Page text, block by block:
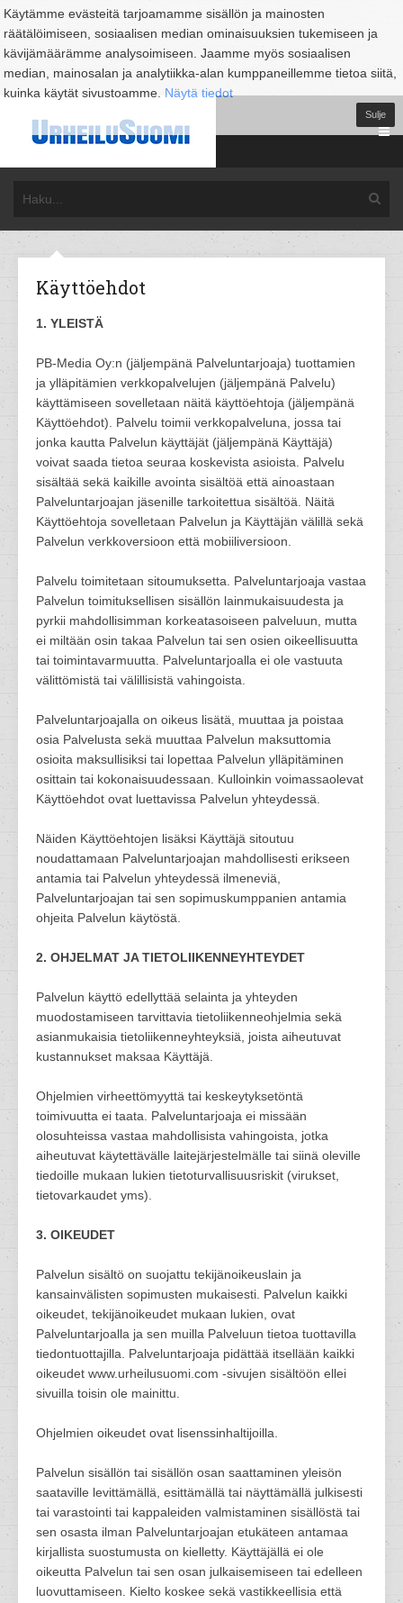
Käytämme evästeitä tarjoamamme sisällön ja mainosten
räätälöimiseen, sosiaalisen median ominaisuuksien tukemiseen ja
kävijämäärämme analysoimiseen. Jaamme myös sosiaalisen
median, mainosalan ja analytiikka-alan kumppaneillemme tietoa siitä,
kuinka käytät sivustoamme. Näytä tiedot
Sulje
Käyttöehdot
1. YLEISTÄ
PB-Media Oy:n (jäljempänä Palveluntarjoaja) tuottamien
ja ylläpitämien verkkopalvelujen (jäljempänä Palvelu)
käyttämiseen sovelletaan näitä käyttöehtoja (jäljempänä
Käyttöehdot). Palvelu toimii verkkopalveluna, jossa tai
jonka kautta Palvelun käyttäjät (jäljempänä Käyttäjä)
voivat saada tietoa seuraa koskevista asioista. Palvelu
sisältää sekä kaikille avointa sisältöä että ainoastaan
Palveluntarjoajan jäsenille tarkoitettua sisältöä. Näitä
Käyttöehtoja sovelletaan Palvelun ja Käyttäjän välillä sekä
Palvelun verkkoversioon että mobiiliversioon.
Palvelu toimitetaan sitoumuksetta. Palveluntarjoaja vastaa
Palvelun toimituksellisen sisällön lainmukaisuudesta ja
pyrkii mahdollisimman korkeatasoiseen palveluun, mutta
ei miltään osin takaa Palvelun tai sen osien oikeellisuutta
tai toimintavarmuutta. Palveluntarjoalla ei ole vastuuta
välittömistä tai välillisistä vahingoista.
Palveluntarjoajalla on oikeus lisätä, muuttaa ja poistaa
osia Palvelusta sekä muuttaa Palvelun maksuttomia
osioita maksullisiksi tai lopettaa Palvelun ylläpitäminen
osittain tai kokonaisuudessaan. Kulloinkin voimassaolevat
Käyttöehdot ovat luettavissa Palvelun yhteydessä.
Näiden Käyttöehtojen lisäksi Käyttäjä sitoutuu
noudattamaan Palveluntarjoajan mahdollisesti erikseen
antamia tai Palvelun yhteydessä ilmeneviä,
Palveluntarjoajan tai sen sopimuskumppanien antamia
ohjeita Palvelun käytöstä.
2. OHJELMAT JA TIETOLIIKENNEYHTEYDET
Palvelun käyttö edellyttää selainta ja yhteyden
muodostamiseen tarvittavia tietoliikenneohjelmia sekä
asianmukaisia tietoliikenneyhteyksiä, joista aiheutuvat
kustannukset maksaa Käyttäjä.
Ohjelmien virheettömyyttä tai keskeytyksetöntä
toimivuutta ei taata. Palveluntarjoaja ei missään
olosuhteissa vastaa mahdollisista vahingoista, jotka
aiheutuvat käytettävälle laitejärjestelmälle tai siinä oleville
tiedoille mukaan lukien tietoturvallisuusriskit (virukset,
tietovarkaudet yms).
3. OIKEUDET
Palvelun sisältö on suojattu tekijänoikeuslain ja
kansainvälisten sopimusten mukaisesti. Palvelun kaikki
oikeudet, tekijänoikeudet mukaan lukien, ovat
Palveluntarjoalla ja sen muilla Palveluun tietoa tuottavilla
tiedontuottajilla. Palveluntarjoaja pidättää itsellään kaikki
oikeudet www.urheilusuomi.com -sivujen sisältöön ellei
sivuilla toisin ole mainittu.
Ohjelmien oikeudet ovat lisenssinhaltijoilla.
Palvelun sisällön tai sisällön osan saattaminen yleisön
saataville levittämällä, esittämällä tai näyttämällä julkisesti
tai varastointi tai kappaleiden valmistaminen sisällöstä tai
sen osasta ilman Palveluntarjoajan etukäteen antamaa
kirjallista suostumusta on kielletty. Käyttäjällä ei ole
oikeutta Palvelun tai sen osan julkaisemiseen tai edelleen
luovuttamiseen. Kielto koskee sekä vastikkeellisia että